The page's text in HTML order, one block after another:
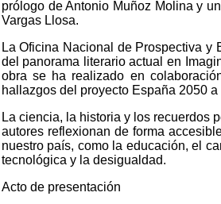
prólogo de Antonio Muñoz Molina y
Vargas Llosa.
La Oficina Nacional de Prospectiva y
del panorama literario actual en
obra se ha realizado en
hallazgos del proyecto España 2050
La ciencia, la historia y los recuerdos
autores reflexionan de forma
nuestro país, como la educación, el
tecnológica y la desigualdad.
Acto de presentación